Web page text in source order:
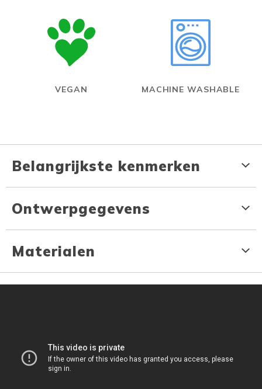
VEGAN MACHINE WASHABLE
Belangrijkste kenmerken
Ontwerpgegevens
Materialen